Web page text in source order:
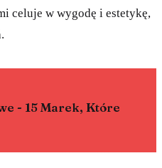
celuje w wygodę i estetykę,
- 15 Marek, Które